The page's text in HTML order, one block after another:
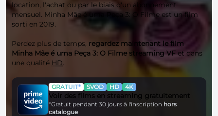
location, l'achat ou par le biais d'un abonnement
mensuel. Minha Mãe é uma Peça 3: O Filme est un film
sorti en 2019.
Perdez plus de temps, regardez maintenant le film
Minha Mãe é uma Peça 3: O Filme streaming VF et dans
une qualité HD.
GRATUIT* SVOD HD 4K
Voir des films en streaming gratuitement
*Gratuit pendant 30 jours à l'inscription hors
catalogue